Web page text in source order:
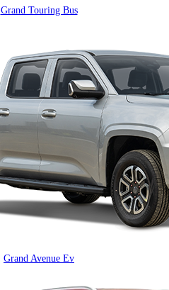
Grand Touring Bus
Grand Avenue Ev